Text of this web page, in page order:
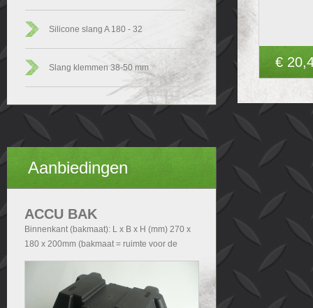
Silicone slang A 180 - 32
Slang klemmen 38-50 mm
Aanbiedingen
ACCU BAK
Binnenkant (bakmaat): L x B x H (mm) 270 x
180 x 200mm (bakmaat = ruimte voor de
accu). Buitenkant (Totale afmetingen accubak
exclusief deksel): - Zonder handvatten L x B x
H (mm) 290x200x210 - Met handvatten L x B
x H (mm) 340x200x210. Buitenkant (Totale
€